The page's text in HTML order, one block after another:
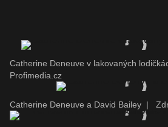
Catherine Deneuve v lakovaných
Profimedia.cz
Catherine Deneuve a David Bailey |